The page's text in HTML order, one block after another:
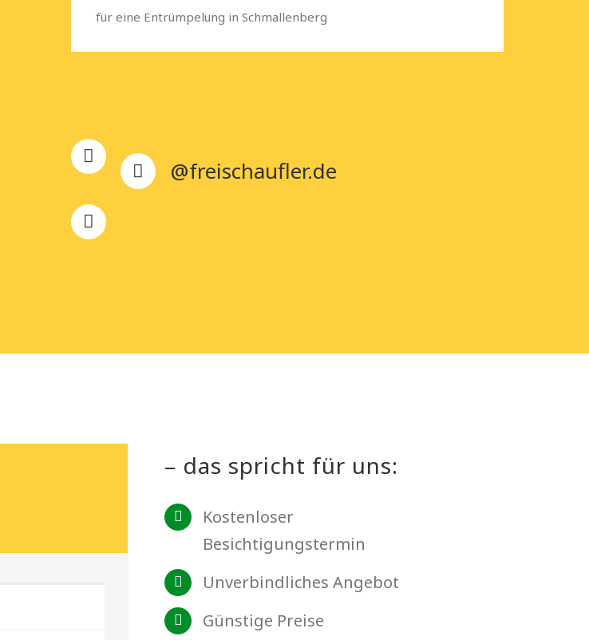
für eine Entrümpelung in Schmallenberg
@freischaufler.de
– das spricht für uns:
Kostenloser
Besichtigungstermin
Unverbindliches Angebot
Günstige Preise